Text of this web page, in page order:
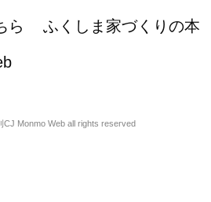
ら ふくしま家づくりの本
CJ Monmo Web all rights reserved